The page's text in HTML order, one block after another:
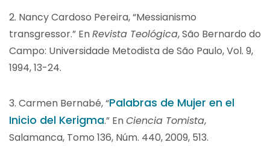
2. Nancy Cardoso Pereira, “Messianismo
transgressor.” EnRevista Teológica, São Bernardo do
Campo: Universidade Metodista de São Paulo, Vol. 9,
1994, 13-24.
3. Carmen Bernabé, “Palabras de Mujer en el
Inicio del Kerigma.” EnCiencia Tomista,
Salamanca, Tomo 136, Núm. 440, 2009, 513.